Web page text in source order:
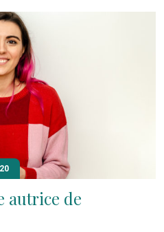
autrice de